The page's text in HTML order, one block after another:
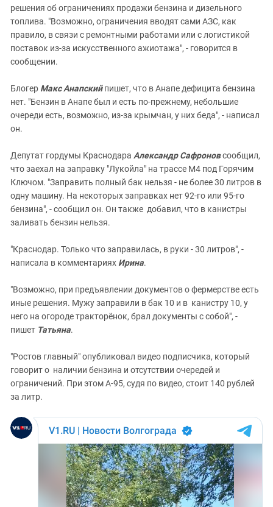
решения об ограничениях продажи бензина и дизельного
топлива. "Возможно, ограничения вводят сами АЗС, как
правило, в связи с ремонтными работами или с логистикой
поставок из-за искусственного ажиотажа", - говорится в
сообщении.
Блогер Макс Анапскийпишет, что в Анапе дефицита бензина
нет. "Бензин в Анапе был и есть по-прежнему, небольшие
очереди есть, возможно, из-за крымчан, у них беда", - написал
он.
Депутат гордумы Краснодара Александр Сафроновсообщил,
что заехал на заправку "Лукойла" на трассе М4 под Горячим
Ключом. "Заправить полный бак нельзя - не более 30 литров в
одну машину. На некоторых заправках нет 92-го или 95-го
бензина", - сообщил он. Он также добавил, что в канистры
заливать бензин нельзя.
"Краснодар. Только что заправилась, в руки - 30 литров", -
написала в комментариях Ирина.
"Возможно, при предъявлении документов о фермерстве есть
иные решения. Мужу заправили в бак 10 и в канистру 10, у
него на огороде тракторёнок, брал документы с собой", -
пишет Татьяна.
"Ростов главный" опубликовал видео подписчика, который
говорит о наличии бензина и отсутствии очередей и
ограничений. При этом А-95, судя по видео, стоит 140 рублей
за литр.